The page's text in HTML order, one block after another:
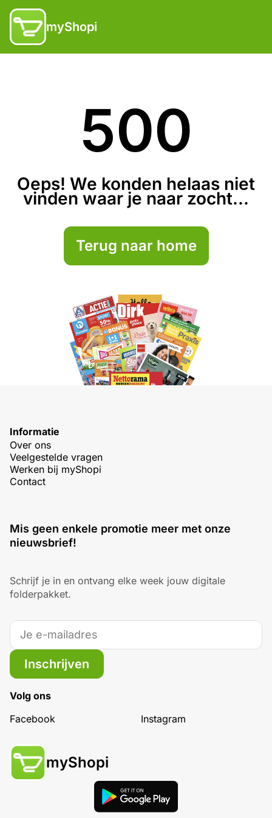
myShopi
500
Oeps! We konden helaas niet
vinden waar je naar zocht...
Terug naar home
Informatie
Over ons
Veelgestelde vragen
Werken bij myShopi
Contact
Mis geen enkele promotie meer met onze
nieuwsbrief!
Schrijf je in en ontvang elke week jouw digitale
folderpakket.
Inschrijven
Volg ons
Facebook
Instagram
myShopi